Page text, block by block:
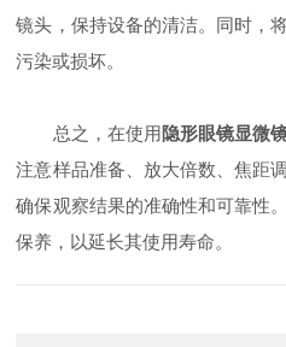
镜头，保持设备的清洁。同时，
污染或损坏。
总之，在使用 隐形眼镜显微
注意样品准备、放大倍数、焦距
确保观察结果的准确性和可靠性
保养，以延长其使用寿命。